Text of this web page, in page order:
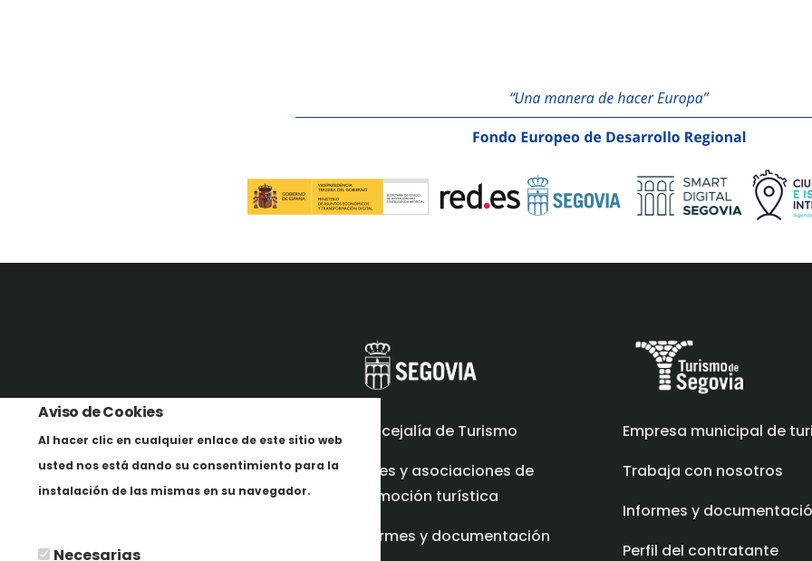
Aviso de Cookies
Al hacer clic en cualquier enlace de este sitio web
usted nos está dando su consentimiento para la
instalación de las mismas en su navegador.
Necesarias
Concejalía de Turismo
Redes y asociaciones de
promoción turística
Informes y documentación
Empresa municipal de
Trabaja con nosotros
Informes y
Perfil del contratante